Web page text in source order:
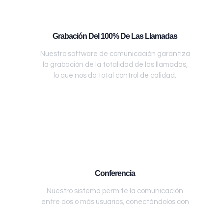
Grabación Del 100% De Las Llamadas
Nuestro software de comunicación garantiza
la grabación de la totalidad de las llamadas,
lo que nos da total control de calidad.
Conferencia
Nuestro sistema permite la comunicación
entre dos o más usuarios, conectándolos con